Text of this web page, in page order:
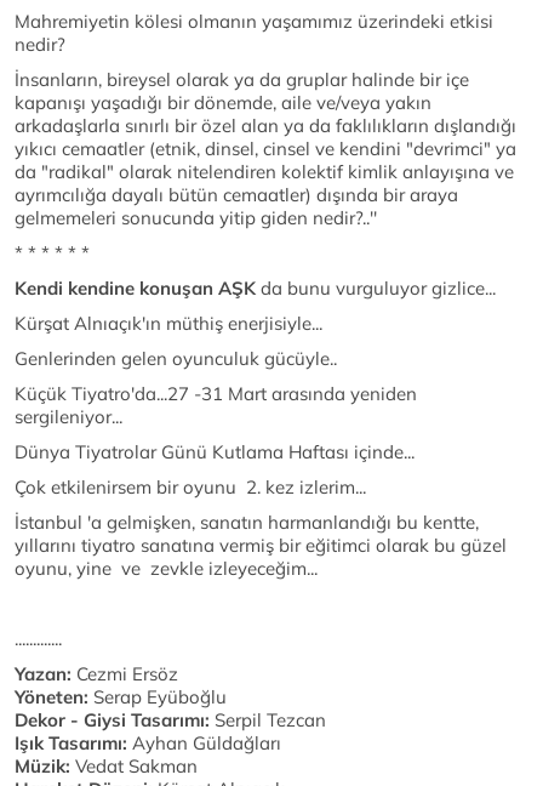
Mahremiyetin kölesi olmanın yaşamımız üzerindeki etkisi
nedir?
İnsanların, bireysel olarak ya da gruplar halinde bir içe
kapanışı yaşadığı bir dönemde, aile ve/veya yakın
arkadaşlarla sınırlı bir özel alan ya da faklılıkların dışlandığı
yıkıcı cemaatler (etnik, dinsel, cinsel ve kendini "devrimci" ya
da "radikal" olarak nitelendiren kolektif kimlik anlayışına ve
ayrımcılığa dayalı bütün cemaatler) dışında bir araya
gelmemeleri sonucunda yitip giden nedir?..''
* * * * * *
Kendi kendine konuşan AŞK da bunu vurguluyor gizlice...
Kürşat Alnıaçık'ın müthiş enerjisiyle...
Genlerinden gelen oyunculuk gücüyle..
Küçük Tiyatro'da...27 -31 Mart arasında yeniden
sergileniyor...
Dünya Tiyatrolar Günü Kutlama Haftası içinde...
Çok etkilenirsem bir oyunu 2. kez izlerim...
İstanbul 'a gelmişken, sanatın harmanlandığı bu kentte,
yıllarını tiyatro sanatına vermiş bir eğitimci olarak bu güzel
oyunu, yine ve zevkle izleyeceğim...
.............
Yazan: Cezmi Ersöz
Yöneten: Serap Eyüboğlu
Dekor - Giysi Tasarımı: Serpil Tezcan
Işık Tasarımı: Ayhan Güldağları
Müzik: Vedat Sakman